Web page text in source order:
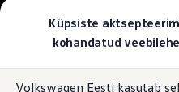
Küpsiste
kohandatud
Volkswagen Eesti kasutab
Valige oma Volkswagen
Mudelid ja
Uus ID. Cross
Konfigureeri
Üleminek e-mobiilsusele